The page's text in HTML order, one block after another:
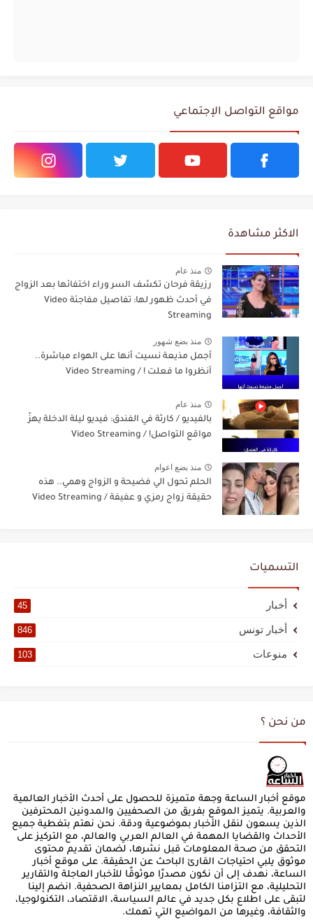
مواقع التواصل الإجتماعي
الاكثر مشاهدة
منذ عام
رزيقة فرحان تكشف السر وراء اختفائها بعد الزواج
في أحدث ظهور لها: تفاصيل مفاجئة Video
Streaming
منذ بضع شهور
أجمل مذيعة نسيت أنها على الهواء مباشرة..
أنظروا ما فعلت ! / Video Streaming
منذ عام
بالفيديو / كارثة في الفندق: فيديو ليلة الدخلة يهزّ
مواقع التواصل! / Video Streaming
منذ بضع اعوام
الحلم تحول الي فضيحة و الزواج وهمي.. هذه
حقيقة زواج رمزي و عفيفة / Video Streaming
التسميات
أخبار 45
أخبار تونس 846
منوعات 103
من نحن ؟
موقع أخبار الساعة وجهة متميزة للحصول على أحدث الأخبار العالمية
والعربية. يتميز الموقع بفريق من الصحفيين والمدونين المحترفين
الذين يسعون لنقل الأخبار بموضوعية ودقة. نحن نهتم بتغطية جميع
الأحداث والقضايا المهمة في العالم العربي والعالم، مع التركيز على
التحقق من صحة المعلومات قبل نشرها، لضمان تقديم محتوى
موثوق يلبي احتياجات القارئ الباحث عن الحقيقة. على موقع أخبار
الساعة، نهدف إلى أن نكون مصدرًا موثوقًا للأخبار العاجلة والتقارير
التحليلية، مع التزامنا الكامل بمعايير النزاهة الصحفية. انضم إلينا
لتبقى على اطلاع بكل جديد في عالم السياسة، الاقتصاد، التكنولوجيا،
والثقافة، وغيرها من المواضيع التي تهمك.